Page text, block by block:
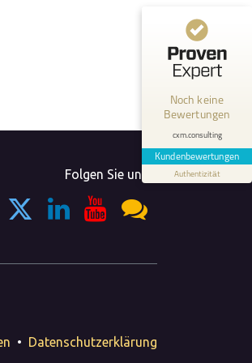
Folgen Sie uns
• Datenschutzerklärung
Noch keine
Bewertungen
cxm.consulting
Kundenbewertungen
Authentizität
Kundenbewertungen und Erfahrungen zu
Erfahren Sie mehr über dieses Bewertungssiegel
Profil ansehen